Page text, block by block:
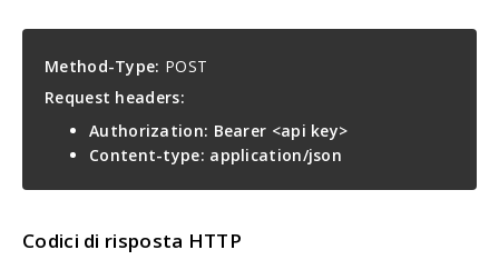
Method-Type: POST
Request headers:
Authorization: Bearer <api key>
Content-type: application/json
Codici di risposta HTTP